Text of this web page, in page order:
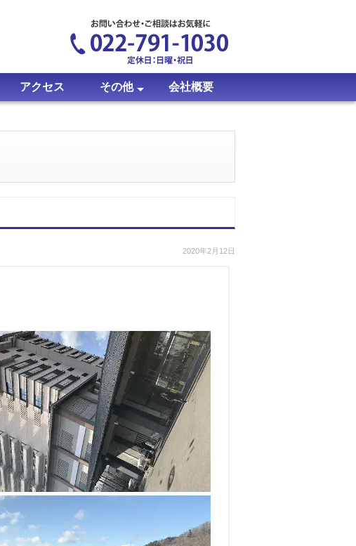
アクセス その他 会社概要
2020年2月12日